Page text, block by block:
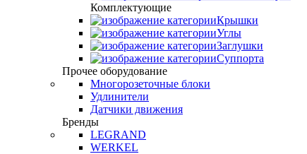
Комплектующие
Крышки
Углы
Заглушки
Суппорта
Прочее оборудование
Многорозеточные блоки
Удлинители
Датчики движения
Бренды
LEGRAND
WERKEL